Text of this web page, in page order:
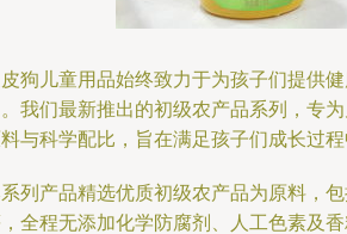
狗儿童用品始终致力于为孩子们提供
我们最新推出的初级农产品系列，专
与科学配比，旨在满足孩子们成长过程
列产品精选优质初级农产品为原料，
全程无添加化学防腐剂、人工色素及